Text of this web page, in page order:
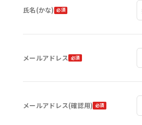
氏名(かな)
メールアドレス
メールアドレス(確認用)